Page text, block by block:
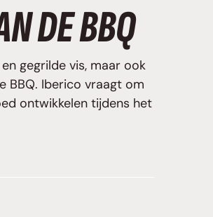
DE BBQ
gegrilde vis, maar ook
BBQ. Iberico vraagt om
ontwikkelen tijdens het